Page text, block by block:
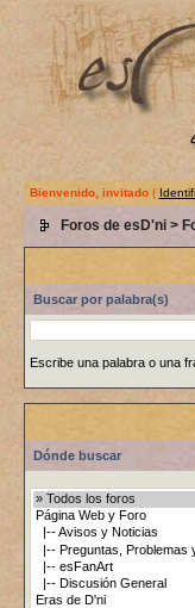
Bienvenido, invitado(
Foros de esD'ni>
Buscar por palabra(s)
Escribe una palabra o una
Dónde buscar